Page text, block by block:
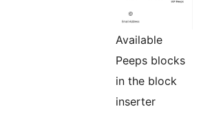
Available
Peeps blocks
in the block
inserter